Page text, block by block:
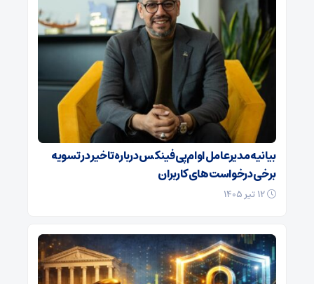
بیانیه مدیرعامل او‌ام‌پی فینکس درباره تاخیر در تسویه
برخی درخواست‌های کاربران